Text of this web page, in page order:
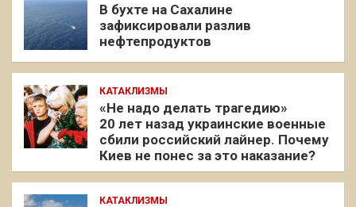
В бухте на Сахалине
зафиксировали разлив
нефтепродуктов
КАТАКЛИЗМЫ
«Не надо делать трагедию»
20 лет назад украинские военные
сбили российский лайнер. Почему
Киев не понес за это наказание?
КАТАКЛИЗМЫ